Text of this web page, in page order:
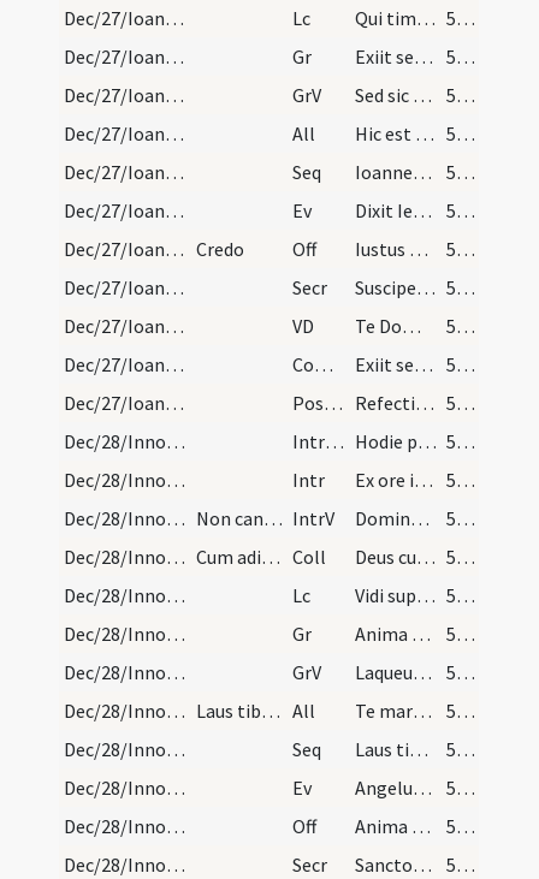
Dec/27/Ioannes apostolus/M2/Mass Propers
Lc Qui timet Deum faciet bona
51 (16r)
Dec/27/Ioannes apostolus/M2/Mass Propers
Gr Exiit sermo inter fratres
51 (16r)
Dec/27/Ioannes apostolus/M2/Mass Propers
GrV Sed sic eum volo manere
51 (16r)
Dec/27/Ioannes apostolus/M2/Mass Propers
All Hic est discipulus ille
51 (16r)
Dec/27/Ioannes apostolus/M2/Mass Propers
Seq Ioannes Iesu Christo
51 (16r)
Dec/27/Ioannes apostolus/M2/Mass Propers
Ev Dixit Iesus ... Sequere me
51 (16r)
Dec/27/Ioannes apostolus/M2/Mass Propers Credo Off Iustus ut palma florebit
52 (16v)
Dec/27/Ioannes apostolus/M2/Mass Propers
Secr Suscipe Domine quaesumus munera quae in eius tibi sollemnitate deferimus
52 (16v)
Dec/27/Ioannes apostolus/M2/Mass Propers
VD Te Domine suppliciter
52 (16v)
Dec/27/Ioannes apostolus/M2/Mass Propers
Comm Exiit sermo inter fratres
52 (16v)
Dec/27/Ioannes apostolus/M2/Mass Propers
Postcomm Refecti cibo potuque caelesti
52 (16v)
Dec/28/Innocentes/M2/Mass Propers
IntrTrop Hodie pro Domino
52 (16v)
Dec/28/Innocentes/M2/Mass Propers
Intr Ex ore infantium
52 (16v)
Dec/28/Innocentes/M2/Mass Propers
Non cantatur Gloria Patri ad introitum nec Gloria… IntrV Domine Dominus noster
52 (16v)
Dec/28/Innocentes/M2/Mass Propers
Cum adiuncta de Nativitate Domini. Coll Deus cuius hodierna die praeconium
52 (16v)
Dec/28/Innocentes/M2/Mass Propers
Lc Vidi supra montem Sion agnum stantem
52 (16v)
Dec/28/Innocentes/M2/Mass Propers
Gr Anima nostra sicut passer erepta est
53 (17r)
Dec/28/Innocentes/M2/Mass Propers
GrV Laqueus contritus est
53 (17r)
Dec/28/Innocentes/M2/Mass Propers
Laus tibi Christe All Te martyrum candidatus
53 (17r)
Dec/28/Innocentes/M2/Mass Propers
Seq Laus tibi Christe
53 (17r)
Dec/28/Innocentes/M2/Mass Propers
Ev Angelus Domini apparuit in somnis Ioseph
53 (17r)
Dec/28/Innocentes/M2/Mass Propers
Off Anima nostra sicut passer erepta est
54 (17v)
Dec/28/Innocentes/M2/Mass Propers
Secr Sanctorum tuorum nobis Domine pia non desit
54 (17v)